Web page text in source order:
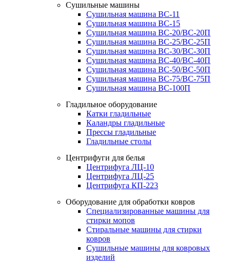
Сушильные машины
Сушильная машина ВС-11
Сушильная машина ВС-15
Сушильная машина ВС-20/ВС-20П
Сушильная машина ВС-25/ВС-25П
Сушильная машина ВС-30/ВС-30П
Сушильная машина ВС-40/ВС-40П
Сушильная машина ВС-50/ВС-50П
Сушильная машина ВС-75/ВС-75П
Сушильная машина ВС-100П
Гладильное оборудование
Катки гладильные
Каландры гладильные
Прессы гладильные
Гладильные столы
Центрифуги для белья
Центрифуга ЛЦ-10
Центрифуга ЛЦ-25
Центрифуга КП-223
Оборудование для обработки ковров
Специализированные машины для
стирки мопов
Стиральные машины для стирки
ковров
Сушильные машины для ковровых
изделий